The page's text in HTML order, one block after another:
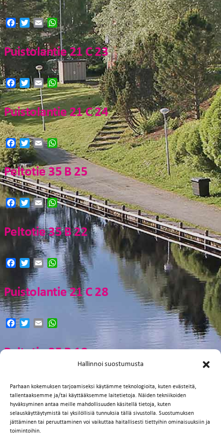
Hallinnoi suostumusta
Parhaan kokemuksen tarjoamiseksi käytämme teknologioita, kuten evästeitä,
tallentaaksemme ja/tai käyttääksemme laitetietoja. Näiden tekniikoiden
hyväksyminen antaa meille mahdollisuuden käsitellä tietoja, kuten
selauskäyttäytymistä tai yksilöllisiä tunnuksia tällä sivustolla. Suostumuksen
jättäminen tai peruuttaminen voi vaikuttaa haitallisesti tiettyihin ominaisuuksiin ja
toimintoihin.
FI
EN
Facebook
TwitterEmailWhatsApp
Puistolantie 21 C 23
Facebook
TwitterEmailWhatsApp
Puistolantie 21 C 24
Facebook
TwitterEmailWhatsApp
Peltotie 35 B 25
Facebook
TwitterEmailWhatsApp
Peltotie 35 B 22
FacebookTwitterEmail WhatsApp
Puistolantie 21 C 28
FacebookTwitterEmail
Peltotie 35 B 18
FacebookTwitterEmailWhatsApp
Peltotie 35 B 24